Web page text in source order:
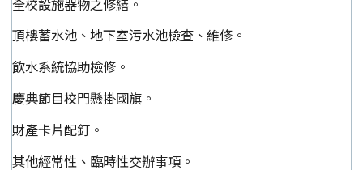
頂樓蓄水池、地下室污水池檢查、維修。
飲水系統協助檢修。
慶典節目校門懸掛國旗。
財產卡片配釘。
其他經常性、臨時性交辦事項。